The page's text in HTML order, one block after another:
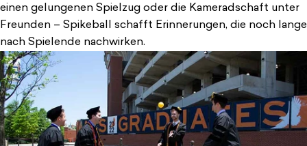
einen gelungenen Spielzug oder die Kameradschaft unter
Freunden – Spikeball schafft Erinnerungen, die noch lange
nach Spielende nachwirken.